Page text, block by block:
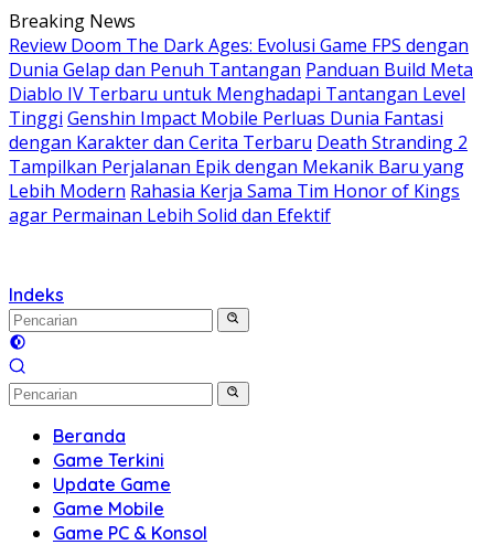
Langsung
ke
konten
Breaking News
Review Doom The Dark Ages: Evolusi Game FPS dengan
Dunia Gelap dan Penuh Tantangan Panduan Build Meta
Diablo IV Terbaru untuk Menghadapi Tantangan Level
Tinggi Genshin Impact Mobile Perluas Dunia Fantasi
dengan Karakter dan Cerita Terbaru Death Stranding 2
Tampilkan Perjalanan Epik dengan Mekanik Baru yang
Lebih Modern Rahasia Kerja Sama Tim Honor of Kings
agar Permainan Lebih Solid dan Efektif
Indeks
Beranda
Game Terkini
Update Game
Game Mobile
Game PC & Konsol